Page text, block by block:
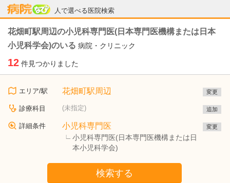
人で選べる医院検索
病院なび
花畑町駅周辺の小児科専門医(日本専門医機構または日本
小児科学会)のいる 病院・クリニック
12 件見つかりました
エリア/駅 花畑町駅周辺 変更
診療科目 (未指定) 追加
詳細条件 小児科専門医
小児科専門医(日本専門医機構または日
本小児科学会)
変更
検索する